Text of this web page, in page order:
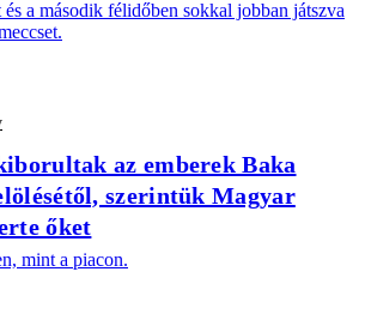
és a második félidőben sokkal jobban játszva
az emberek Baka
szerintük Magyar
őket
mint a piacon.